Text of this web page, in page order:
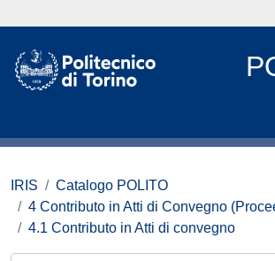
IRIS
Catalogo POLITO
4 Contributo in Atti di Convegno
4.1 Contributo in Atti di convegno